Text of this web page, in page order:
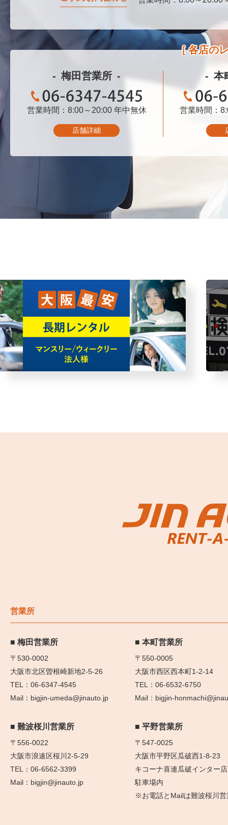
各店の
梅田営業所
06-6347-4545
営業時間：8:00～20:00 年中無休
店舗詳細
本
営業時間：
営業所
梅田営業所
〒530-0002
大阪市北区曽根崎新地2-5-26
06-6347-4545
bigjin-umeda@jinauto.jp
本町営業所
〒550-0005
大阪市西区西本町1-2-14
06-6532-6750
bigjin-
難波桜川営業所
〒556-0022
大阪市浪速区桜川2-5-29
06-6562-3399
bigjin@jinauto.jp
平野営業所
〒547-0025
大阪市平野区瓜破西1-8-23
キコーナ喜連瓜破インター店
駐車場内
※お電話とMailは難波桜川営